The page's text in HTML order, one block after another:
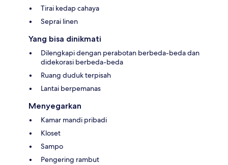
Tirai kedap cahaya
Seprai linen
Yang bisa dinikmati
Dilengkapi dengan perabotan berbeda-beda dan
didekorasi berbeda-beda
Ruang duduk terpisah
Lantai berpemanas
Menyegarkan
Kamar mandi pribadi
Kloset
Sampo
Pengering rambut